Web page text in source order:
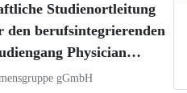
Studienortleitung
den berufsintegrierenden
Physician
ISBA in Münster
gGmbH